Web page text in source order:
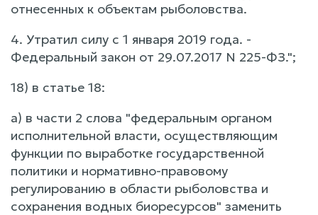
отнесенных к объектам рыболовства.
4. Утратил силу с 1 января 2019 года. -
Федеральный закон от 29.07.2017 N 225-ФЗ.";
18) в статье 18:
а) в части 2 слова "федеральным органом
исполнительной власти, осуществляющим
функции по выработке государственной
политики и нормативно-правовому
регулированию в области рыболовства и
сохранения водных биоресурсов" заменить